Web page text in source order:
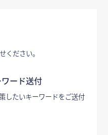
ください。
ード送付
したいキーワードをご送付